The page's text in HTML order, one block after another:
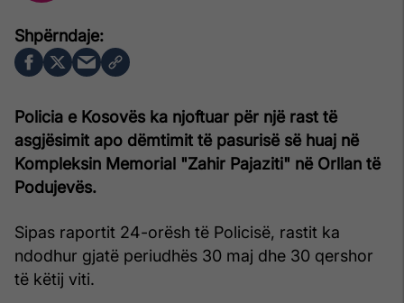
Policia e Kosovës ka njoftuar për një rast të
asgjësimit apo dëmtimit të pasurisë së huaj në
Kompleksin Memorial "Zahir Pajaziti" në Orllan të
Podujevës.
Sipas raportit 24-orësh të Policisë, rastit ka
ndodhur gjatë periudhës 30 maj dhe 30 qershor
të këtij viti.